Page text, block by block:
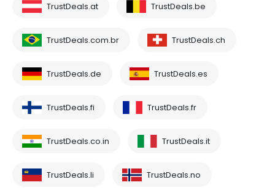
TrustDeals.at TrustDeals.be
TrustDeals.com.br TrustDeals.ch
TrustDeals.de TrustDeals.es
TrustDeals.fi TrustDeals.fr
TrustDeals.co.in TrustDeals.it
TrustDeals.li TrustDeals.no